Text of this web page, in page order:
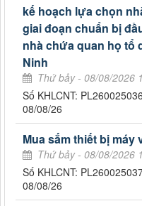
kế hoạch lựa chọn
giai đoạn chuẩn bị
nhà chứa quan họ tổ
Ninh
Thứ bảy - 08/08/2026
Số KHLCNT:
08/08/26
Mua sắm thiết bị máy
Thứ bảy - 08/08/2026
Số KHLCNT:
08/08/26